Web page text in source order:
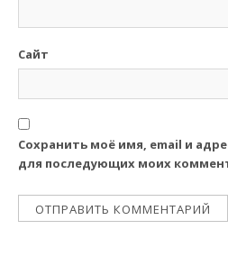
Сайт
Сохранить моё имя, email и
для последующих моих